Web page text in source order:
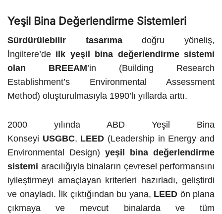
Yeşil Bina Değerlendirme Sistemleri
Sürdürülebilir tasarımadoğru yöneliş,
İngiltere’de ilk yeşil bina değerlendirme sistemi
olan BREEAM’in (Building Research
Establishment’s Environmental Assessment
Method) oluşturulmasıyla 1990’lı yıllarda arttı.
2000 yılında ABD Yeşil Bina
Konseyi USGBC, LEED (Leadership in Energy and
Environmental Design) yeşil bina değerlendirme
sistemi aracılığıyla binaların çevresel performansını
iyileştirmeyi amaçlayan kriterleri hazırladı, geliştirdi
ve onayladı. İlk çıktığından bu yana, LEED ön plana
çıkmaya ve mevcut binalarda ve tüm